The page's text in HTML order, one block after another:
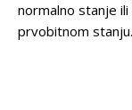
normalno stanje
prvobitnom stanju.